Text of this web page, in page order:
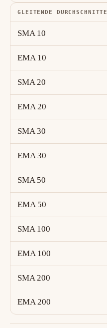
GLEITENDE DURCHSCHNITTE
SMA 10
EMA 10
SMA 20
EMA 20
SMA 30
EMA 30
SMA 50
EMA 50
SMA 100
EMA 100
SMA 200
EMA 200